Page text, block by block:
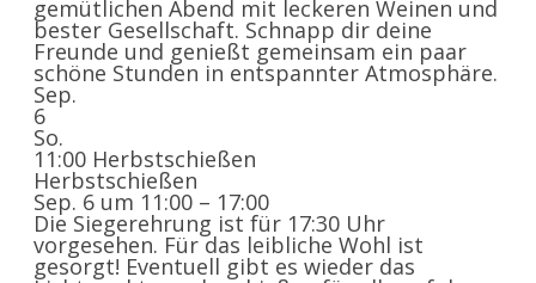
gemütlichen Abend mit leckeren Weinen und
bester Gesellschaft. Schnapp dir deine
Freunde und genießt gemeinsam ein paar
schöne Stunden in entspannter Atmosphäre.
Sep.
6
So.
11:00 Herbstschießen
Herbstschießen
Sep. 6 um 11:00 – 17:00
Die Siegerehrung ist für 17:30 Uhr
vorgesehen. Für das leibliche Wohl ist
gesorgt! Eventuell gibt es wieder das